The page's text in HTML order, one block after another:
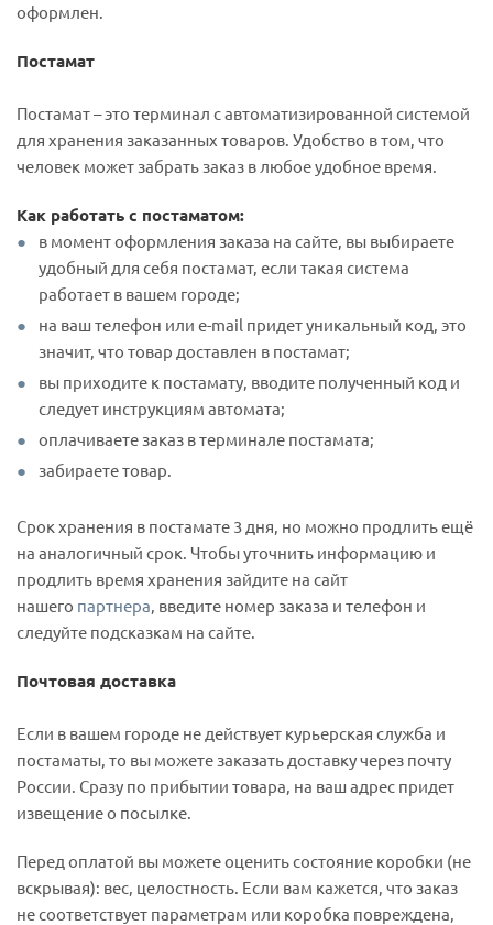
оформлен.
Постамат
Постамат – это терминал с автоматизированной системой
для хранения заказанных товаров. Удобство в том, что
человек может забрать заказ в любое удобное время.
Как работать с постаматом:
в момент оформления заказа на сайте, вы выбираете
удобный для себя постамат, если такая система
работает в вашем городе;
на ваш телефон или e-mail придет уникальный код, это
значит, что товар доставлен в постамат;
вы приходите к постамату, вводите полученный код и
следует инструкциям автомата;
оплачиваете заказ в терминале постамата;
забираете товар.
Срок хранения в постамате 3 дня, но можно продлить ещё
на аналогичный срок. Чтобы уточнить информацию и
продлить время хранения зайдите на сайт
нашего партнера, введите номер заказа и телефон и
следуйте подсказкам на сайте.
Почтовая доставка
Если в вашем городе не действует курьерская служба и
постаматы, то вы можете заказать доставку через почту
России. Сразу по прибытии товара, на ваш адрес придет
извещение о посылке.
Перед оплатой вы можете оценить состояние коробки (не
вскрывая): вес, целостность. Если вам кажется, что заказ
не соответствует параметрам или коробка повреждена,